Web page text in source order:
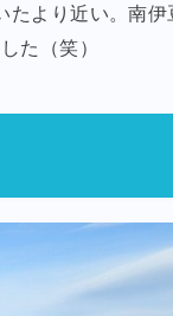
たより近い。南
た（笑）